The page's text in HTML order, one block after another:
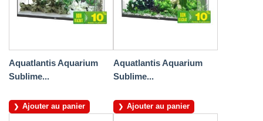
Aquatlantis Aquarium
Sublime...
Ajouter au panier
Aquatlantis Aquarium
Sublime...
Ajouter au panier